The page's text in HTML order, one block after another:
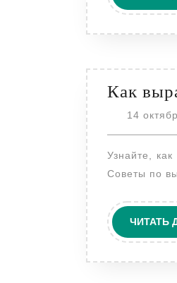
Как
14
Узнайте, как вырастить здоровую рассаду помидоров, чтобы получить богатый урожай.
Советы по
ЧИТАТЬ